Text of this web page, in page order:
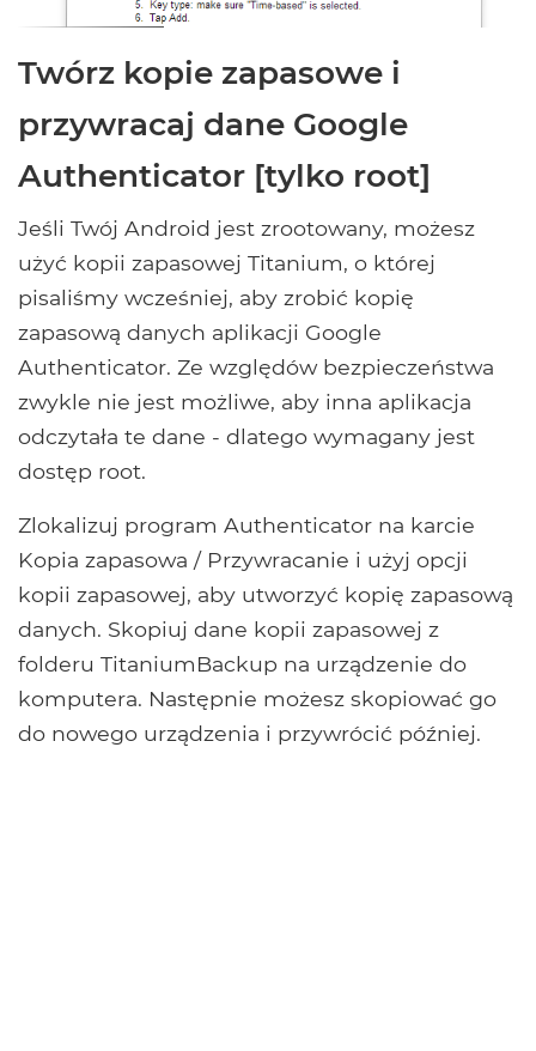
Twórz kopie zapasowe i
przywracaj dane Google
Authenticator [tylko root]
Jeśli Twój Android jest zrootowany, możesz
użyć kopii zapasowej Titanium, o której
pisaliśmy wcześniej, aby zrobić kopię
zapasową danych aplikacji Google
Authenticator. Ze względów bezpieczeństwa
zwykle nie jest możliwe, aby inna aplikacja
odczytała te dane - dlatego wymagany jest
dostęp root.
Zlokalizuj program Authenticator na karcie
Kopia zapasowa / Przywracanie i użyj opcji
kopii zapasowej, aby utworzyć kopię zapasową
danych. Skopiuj dane kopii zapasowej z
folderu TitaniumBackup na urządzenie do
komputera. Następnie możesz skopiować go
do nowego urządzenia i przywrócić później.